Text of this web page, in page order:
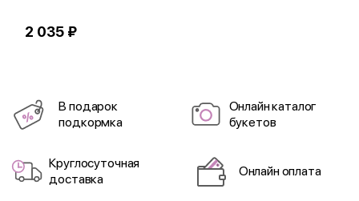
2 035 ₽
В подарок
подкормка
Онлайн каталог
букетов
Круглосуточная
доставка
Онлайн оплата